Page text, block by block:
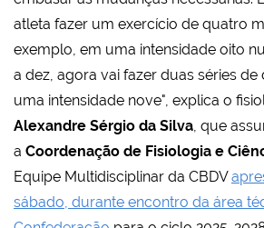
atleta fazer um exercício de quatro
exemplo, em uma intensidade oito
a dez, agora vai fazer duas séries
uma intensidade nove", explica o
Alexandre Sérgio da Silva , que
a Coordenação de Fisiologia e
Equipe Multidisciplinar da CBDV
sábado, durante encontro da área